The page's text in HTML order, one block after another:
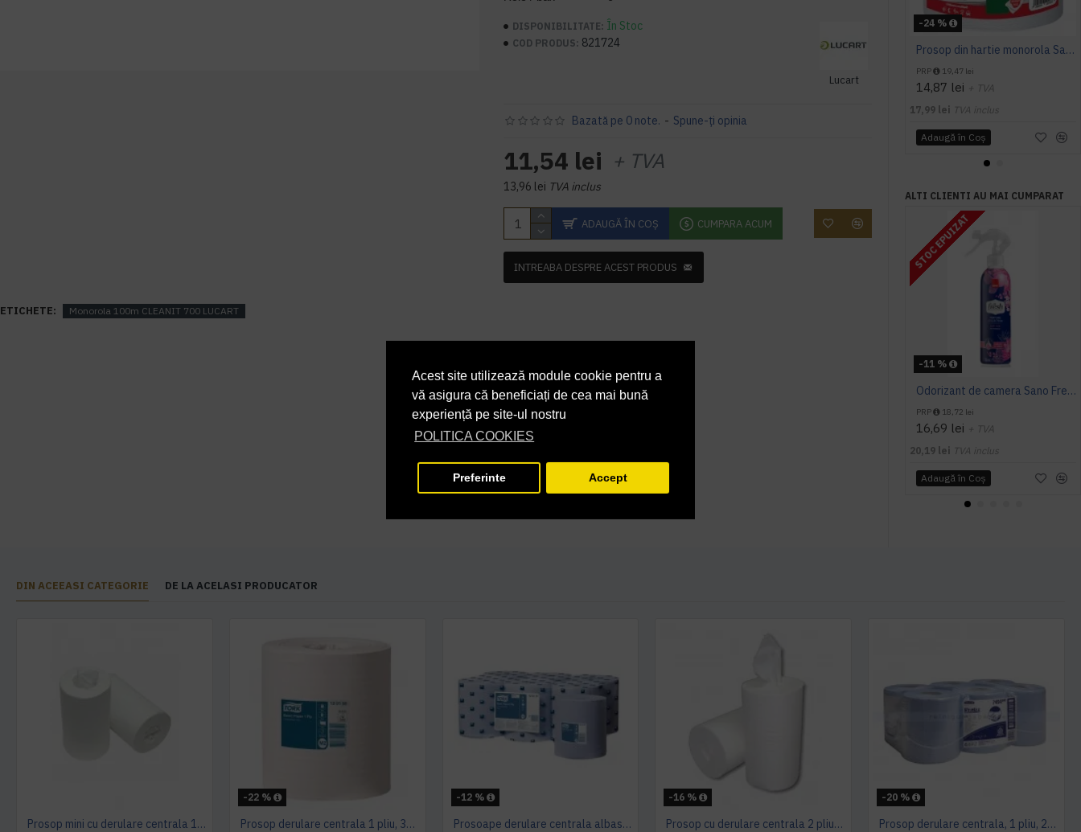
Acest site utilizează module cookie pentru a
vă asigura că beneficiați de cea mai bună
experiență pe site-ul nostru
POLITICA COOKIES
Preferinte Accept
DISPONIBILITATE: În Stoc
COD PRODUS: 821724
Lucart
Bazată pe 0 note. - Spune-ţi opinia
11,54 lei + TVA
13,96 lei TVA inclus
ADAUGĂ ÎN COŞ CUMPARA ACUM
INTREABA DESPRE ACEST PRODUS
ETICHETE: Monorola 100m CLEANIT 700 LUCART
-24 %
Prosop din hartie monorola Sano Paper 780g /100m
PRP 19,47 lei
14,87 lei + TVA
17,99 lei TVA inclus
Adaugă în Coş
ALTI CLIENTI AU MAI CUMPARAT
-11 %
STOC EPUIZAT
Odorizant de camera Sano Fresh Home Soft Silk 350ml
PRP 18,72 lei
16,69 lei + TVA
20,19 lei TVA inclus
Adaugă în Coş
DIN ACEEASI CATEGORIE DE LA ACELASI PRODUCATOR
Prosop mini cu derulare centrala 1 pliu, 120 m Tork
-22 %
Prosop derulare centrala 1 pliu, 300 m Tork
-12 %
Prosoape derulare centrala albastru 2 pliuri 150 m Tork, portionate
-16 %
Prosop cu derulare centrala 2 pliuri 100 m, portionata, alb, celuloza 100%, AQAS
-20 %
Prosop derulare centrala, 1 pliu, 200 m Wypall L10